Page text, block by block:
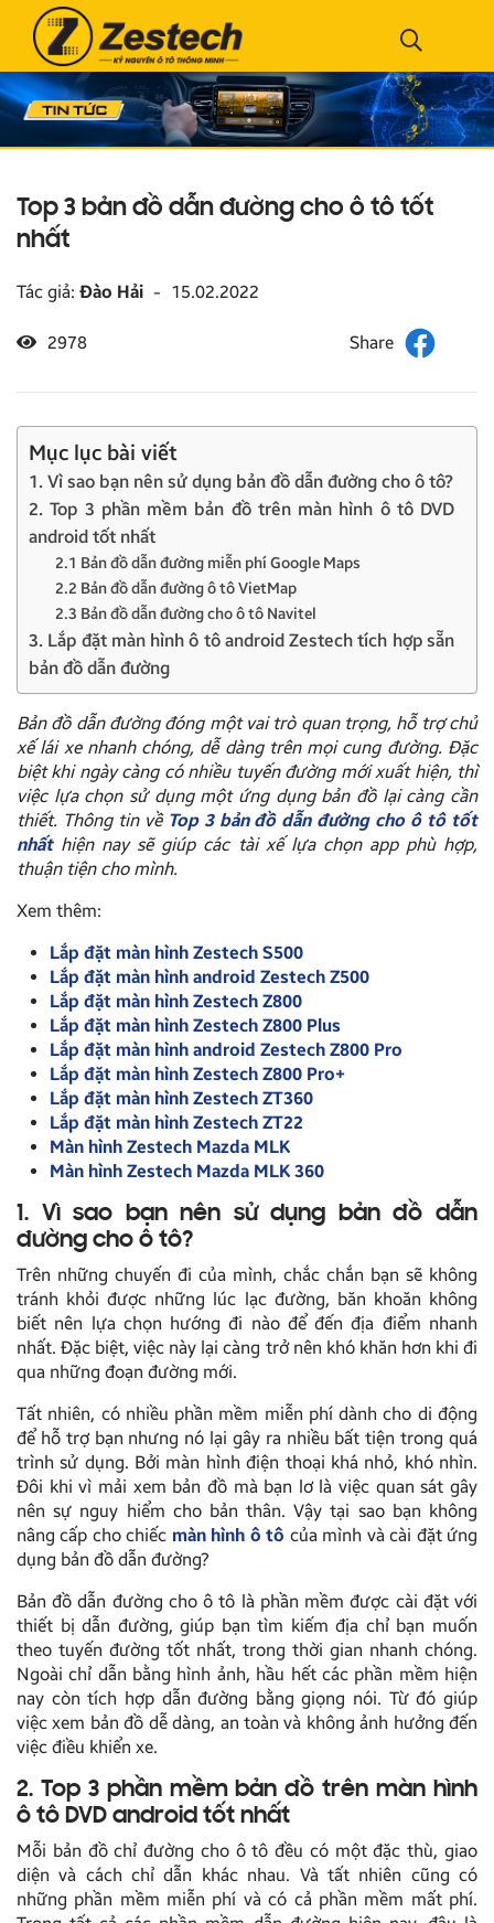
Top 3 bản đồ dẫn đường cho ô tô tốt
nhất
Tác giả: Đào Hải - 15.02.2022
2978
Mục lục bài viết
1. Vì sao bạn nên sử dụng bản đồ dẫn đường cho ô tô?
2. Top 3 phần mềm bản đồ trên màn hình ô tô DVD
android tốt nhất
2.1 Bản đồ dẫn đường miễn phí Google Maps
2.2 Bản đồ dẫn đường ô tô VietMap
2.3 Bản đồ dẫn đường cho ô tô Navitel
3. Lắp đặt màn hình ô tô android Zestech tích hợp sẵn
bản đồ dẫn đường
Bản đồ dẫn đường đóng một vai trò quan trọng, hỗ trợ chủ
xế lái xe nhanh chóng, dễ dàng trên mọi cung đường. Đặc
biệt khi ngày càng có nhiều tuyến đường mới xuất hiện, thì
việc lựa chọn sử dụng một ứng dụng bản đồ lại càng cần
thiết. Thông tin về Top 3 bản đồ dẫn đường cho ô tô tốt
nhấthiện nay sẽ giúp các tài xế lựa chọn app phù hợp,
thuận tiện cho mình.
Xem thêm:
Lắp đặt màn hình Zestech S500
Lắp đặt màn hình android Zestech Z500
Lắp đặt màn hình Zestech Z800
Lắp đặt màn hình Zestech Z800 Plus
Lắp đặt màn hình android Zestech Z800 Pro
Lắp đặt màn hình Zestech Z800 Pro+
Lắp đặt màn hình Zestech ZT360
Lắp đặt màn hình Zestech ZT22
Màn hình Zestech Mazda MLK
Màn hình Zestech Mazda MLK 360
1. Vì sao bạn nên sử dụng bản đồ dẫn
đường cho ô tô?
Trên những chuyến đi của mình, chắc chắn bạn sẽ không
tránh khỏi được những lúc lạc đường, băn khoăn không
biết nên lựa chọn hướng đi nào để đến địa điểm nhanh
nhất. Đặc biệt, việc này lại càng trở nên khó khăn hơn khi đi
qua những đoạn đường mới.
Tất nhiên, có nhiều phần mềm miễn phí dành cho di động
để hỗ trợ bạn nhưng nó lại gây ra nhiều bất tiện trong quá
trình sử dụng. Bởi màn hình điện thoại khá nhỏ, khó nhìn.
Đôi khi vì mải xem bản đồ mà bạn lơ là việc quan sát gây
nên sự nguy hiểm cho bản thân. Vậy tại sao bạn không
nâng cấp cho chiếc màn hình ô tô của mình và cài đặt ứng
dụng bản đồ dẫn đường?
Bản đồ dẫn đường cho ô tô là phần mềm được cài đặt với
thiết bị dẫn đường, giúp bạn tìm kiếm địa chỉ bạn muốn
theo tuyến đường tốt nhất, trong thời gian nhanh chóng.
Ngoài chỉ dẫn bằng hình ảnh, hầu hết các phần mềm hiện
nay còn tích hợp dẫn đường bằng giọng nói. Từ đó giúp
việc xem bản đồ dễ dàng, an toàn và không ảnh hưởng đến
việc điều khiển xe.
2. Top 3 phần mềm bản đồ trên màn hình
ô tô DVD android tốt nhất
Mỗi bản đồ chỉ đường cho ô tô đều có một đặc thù, giao
diện và cách chỉ dẫn khác nhau. Và tất nhiên cũng có
những phần mềm miễn phí và có cả phần mềm mất phí.